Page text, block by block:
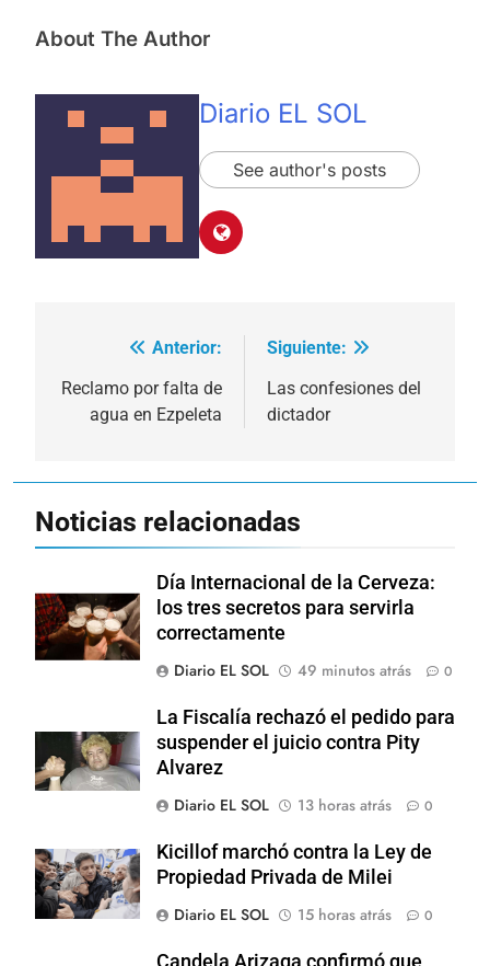
About The Author
Diario EL SOL
See author's posts
Navegación
de
entradas
Anterior:
Reclamo por falta de
agua en Ezpeleta
Siguiente:
Las confesiones del
dictador
Noticias relacionadas
Día Internacional de la Cerveza:
los tres secretos para servirla
correctamente
Diario EL SOL
49 minutos atrás 0
La Fiscalía rechazó el pedido para
suspender el juicio contra Pity
Alvarez
Diario EL SOL
13 horas atrás 0
Kicillof marchó contra la Ley de
Propiedad Privada de Milei
Diario EL SOL
15 horas atrás 0
Candela Arizaga confirmó que